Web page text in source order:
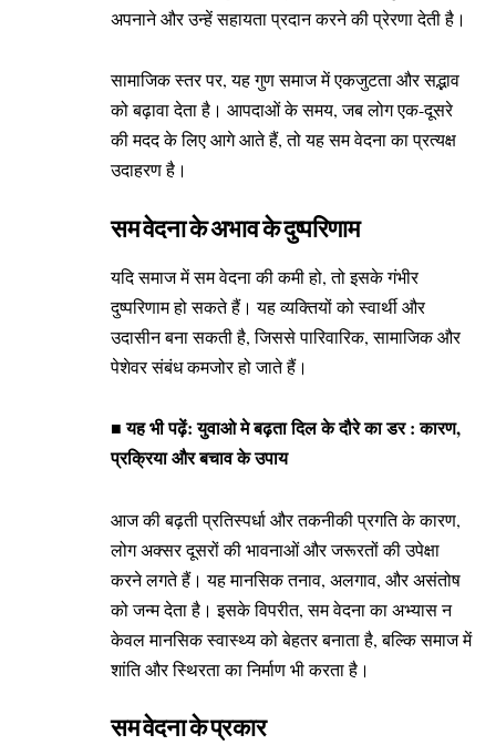
अपनाने और उन्हें सहायता प्रदान करने की प्रेरणा देती है।
सामाजिक स्तर पर, यह गुण समाज में एकजुटता और सद्भाव
को बढ़ावा देता है। आपदाओं के समय, जब लोग एक-दूसरे
की मदद के लिए आगे आते हैं, तो यह सम वेदना का प्रत्यक्ष
उदाहरण है।
सम वेदना के अभाव के दुष्परिणाम
यदि समाज में सम वेदना की कमी हो, तो इसके गंभीर
दुष्परिणाम हो सकते हैं। यह व्यक्तियों को स्वार्थी और
उदासीन बना सकती है, जिससे पारिवारिक, सामाजिक और
पेशेवर संबंध कमजोर हो जाते हैं।
■ यह भी पढ़ें:युवाओ मे बढ़ता दिल के दौरे का डर : कारण,
प्रक्रिया और बचाव के उपाय
आज की बढ़ती प्रतिस्पर्धा और तकनीकी प्रगति के कारण,
लोग अक्सर दूसरों की भावनाओं और जरूरतों की उपेक्षा
करने लगते हैं। यह मानसिक तनाव, अलगाव, और असंतोष
को जन्म देता है। इसके विपरीत, सम वेदना का अभ्यास न
केवल मानसिक स्वास्थ्य को बेहतर बनाता है, बल्कि समाज में
शांति और स्थिरता का निर्माण भी करता है।
सम वेदना के प्रकार